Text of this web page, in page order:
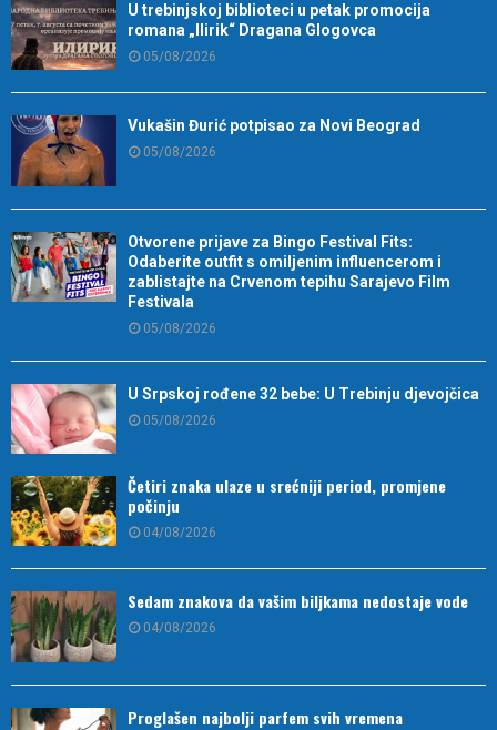
U trebinjskoj biblioteci u petak promocija
romana „Ilirik“ Dragana Glogovca
05/08/2026
Vukašin Đurić potpisao za Novi Beograd
05/08/2026
Otvorene prijave za Bingo Festival Fits:
Odaberite outfit s omiljenim influencerom i
zablistajte na Crvenom tepihu Sarajevo Film
Festivala
05/08/2026
U Srpskoj rođene 32 bebe: U Trebinju djevojčica
05/08/2026
Četiri znaka ulaze u srećniji period, promjene
počinju
04/08/2026
Sedam znakova da vašim biljkama nedostaje vode
04/08/2026
Proglašen najbolji parfem svih vremena